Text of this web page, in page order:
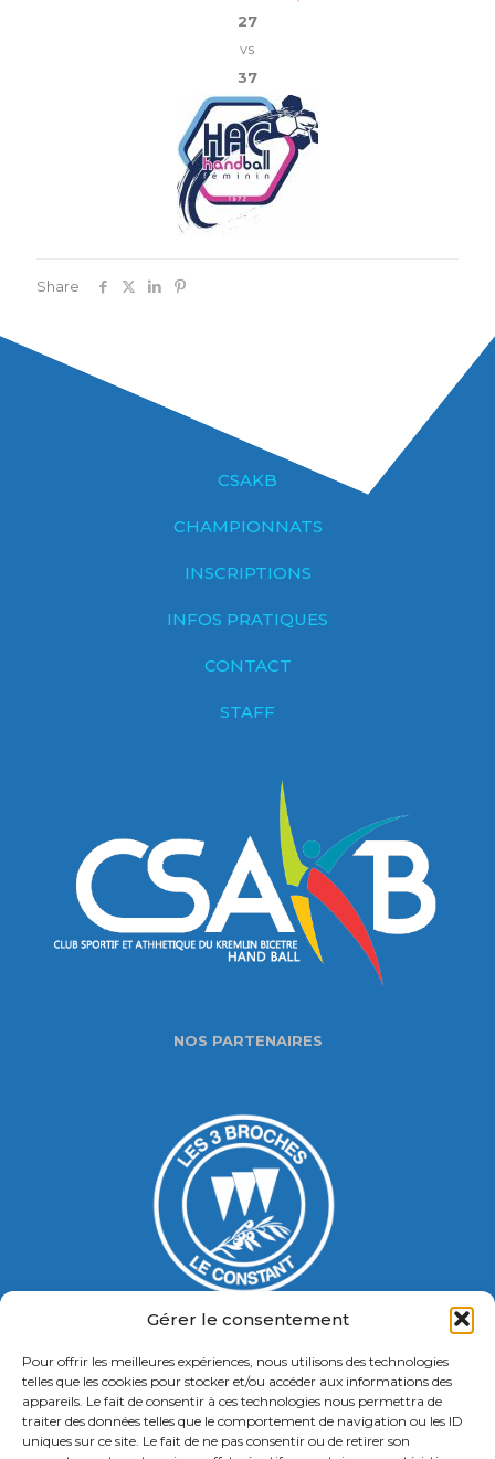
Gérer le consentement
Pour offrir les meilleures expériences, nous utilisons des technologies
telles que les cookies pour stocker et/ou accéder aux informations des
appareils. Le fait de consentir à ces technologies nous permettra de
traiter des données telles que le comportement de navigation ou les ID
uniques sur ce site. Le fait de ne pas consentir ou de retirer son
27
vs
37
Share
CSAKB
CHAMPIONNATS
INSCRIPTIONS
INFOS PRATIQUES
CONTACT
STAFF
NOS PARTENAIRES
Gymnase Jacques Ducasse
5 Bd Chastenet de Géry
Contact : 01 46 58 49 88